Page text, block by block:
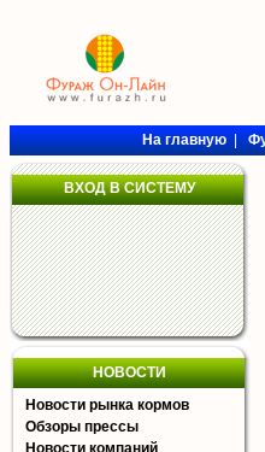
На главную|
ВХОД В СИСТЕМУ
НОВОСТИ
Новости рынка кормов
Обзоры прессы
Новости компаний